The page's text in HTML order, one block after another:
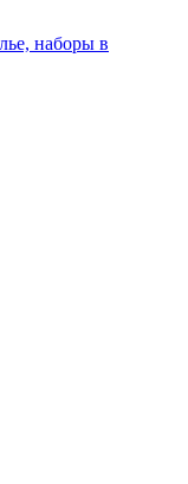
наборы в